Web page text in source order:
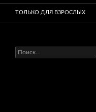
ТОЛЬКО ДЛЯ ВЗРОСЛЫХ
Найти: